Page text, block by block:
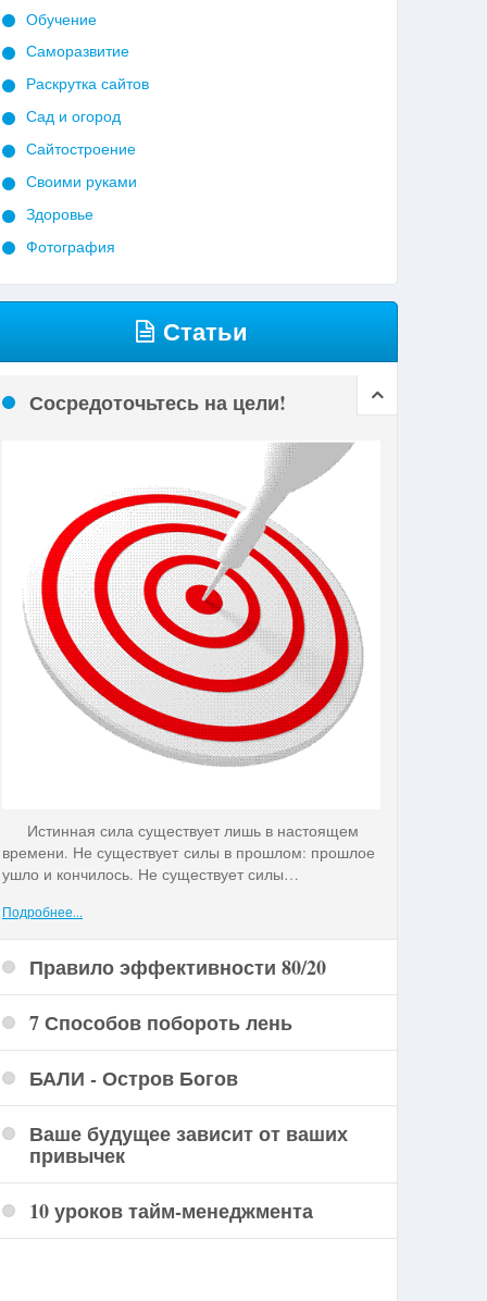
Обучение
Саморазвитие
Раскрутка сайтов
Сад и огород
Сайтостроение
Своими руками
Здоровье
Фотография
Статьи
Сосредоточьтесь на цели!
Истинная сила существует лишь в настоящем
времени. Не существует силы в прошлом: прошлое
ушло и кончилось. Не существует силы…
Подробнее...
Правило эффективности 80/20
7 Способов побороть лень
БАЛИ - Остров Богов
Ваше будущее зависит от ваших
привычек
10 уроков тайм-менеджмента